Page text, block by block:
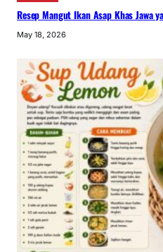
Resep Mangut Ikan Asap Khas Jawa
May 18, 2026